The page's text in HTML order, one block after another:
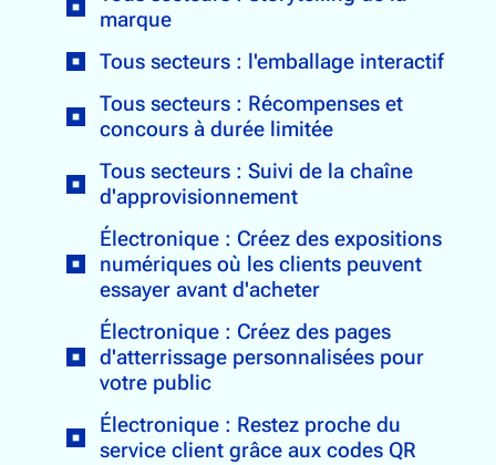
marque
Tous secteurs : l'emballage interactif
Tous secteurs : Récompenses et
concours à durée limitée
Tous secteurs : Suivi de la chaîne
d'approvisionnement
Électronique : Créez des expositions
numériques où les clients peuvent
essayer avant d'acheter
Électronique : Créez des pages
d'atterrissage personnalisées pour
votre public
Électronique : Restez proche du
service client grâce aux codes QR